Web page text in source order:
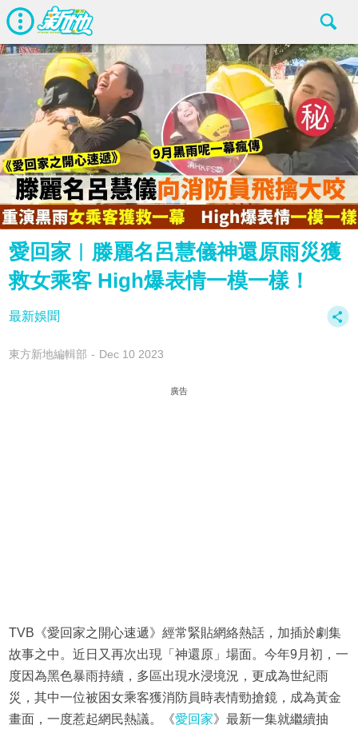
愛回家︱滕麗名呂慧儀神還原雨災獲
救女乘客 High爆表情一模一樣！
最新娛聞
東方新地編輯部 Dec 10 2023
廣告
TVB《愛回家之開心速遞》經常緊貼網絡熱話，加插於劇集
故事之中。近日又再次出現「神還原」場面。今年9月初，一
度因為黑色暴雨持續，多區出現水浸境況，更成為世紀雨
災，其中一位被困女乘客獲消防員時表情勁搶鏡，成為黃金
畫面，一度惹起網民熱議。《愛回家》最新一集就繼續抽